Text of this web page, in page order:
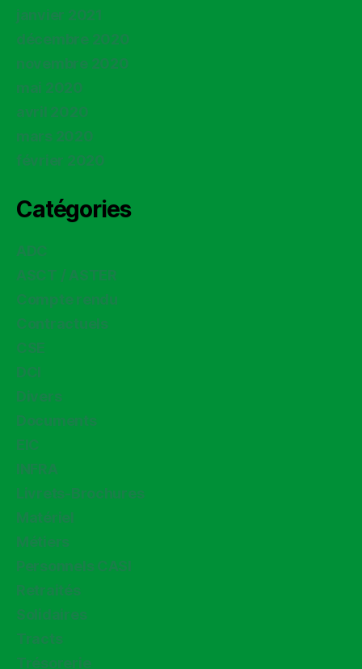
janvier 2021
décembre 2020
novembre 2020
mai 2020
avril 2020
mars 2020
février 2020
Catégories
ADC
ASCT / ASTER
Compte rendu
Contractuels
CSE
DCI
Divers
Documents
EIC
INFRA
Livrets-Brochures
Matériel
Métiers
Personnels CASI
Retraités
Solidaires
Tracts
Trésorerie